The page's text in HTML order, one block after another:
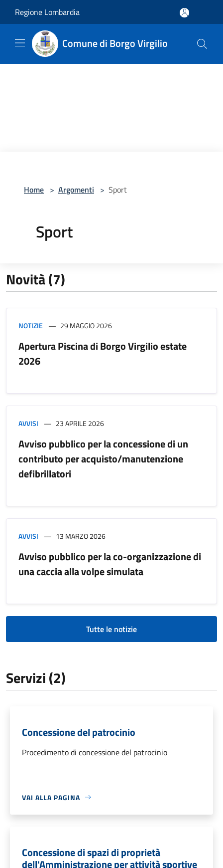
Regione Lombardia
Comune di Borgo Virgilio
Home > Argomenti > Sport
Sport
Novità (7)
NOTIZIE 29 MAGGIO 2026
Apertura Piscina di Borgo Virgilio estate
2026
AVVISI 23 APRILE 2026
Avviso pubblico per la concessione di un
contributo per acquisto/manutenzione
defibrillatori
AVVISI 13 MARZO 2026
Avviso pubblico per la co-organizzazione di
una caccia alla volpe simulata
Tutte le notizie
Servizi (2)
Concessione del patrocinio
Procedimento di concessione del patrocinio
VAI ALLA PAGINA
Concessione di spazi di proprietà
dell'Amministrazione per attività sportive